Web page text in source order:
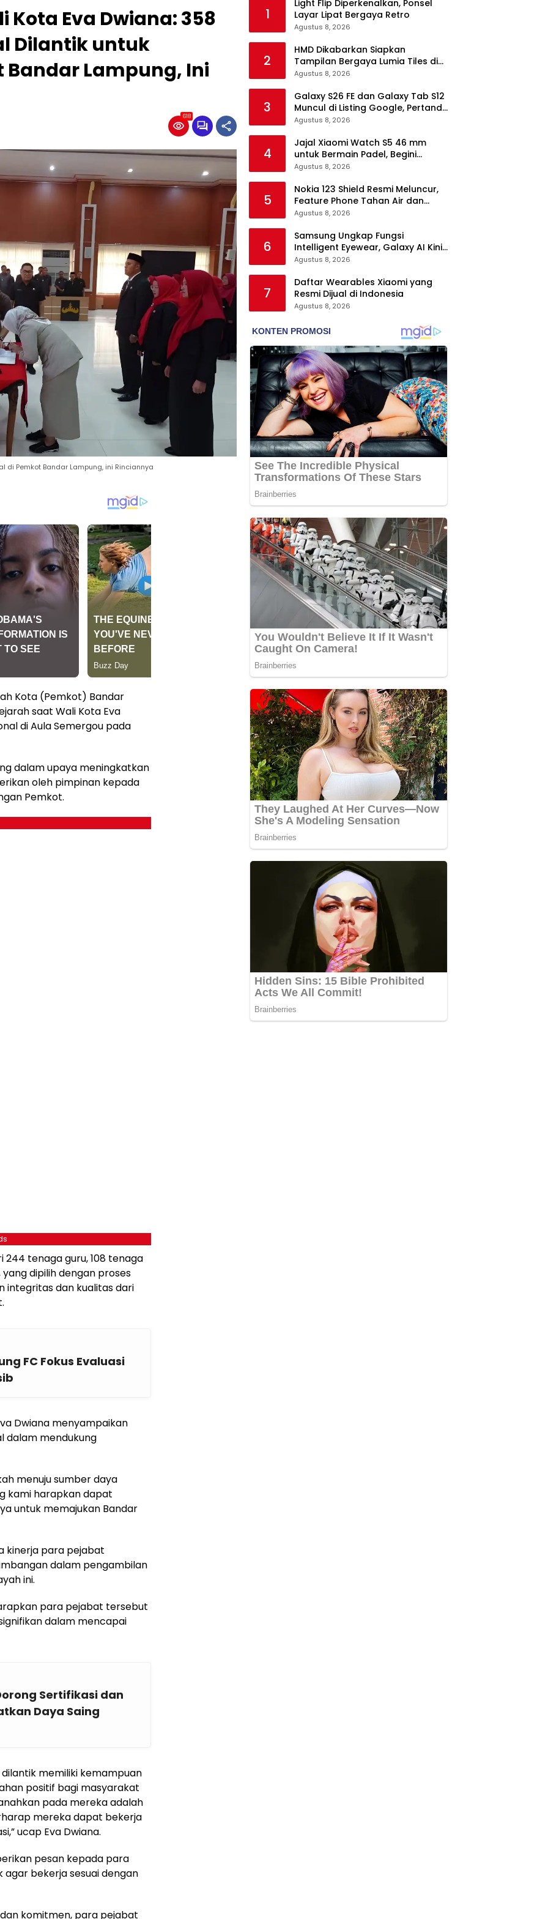
Eva Dwiana: 358
Dilantik untuk
Lampung, Ini
618
di Pemkot Bandar Lampung, ini Rinciannya
Kota (Pemkot) Bandar
saat Wali Kota Eva
di Aula Semergou pada
dalam upaya meningkatkan
oleh pimpinan kepada
Pemkot.
tenaga guru, 108 tenaga
dipilih dengan proses
integritas dan kualitas dari
FC Fokus Evaluasi
Dwiana menyampaikan
dalam mendukung
menuju sumber daya
kami harapkan dapat
untuk memajukan Bandar
kinerja para pejabat
dalam pengambilan
ini.
para pejabat tersebut
dalam mencapai
Sertifikasi dan
Daya Saing
memiliki kemampuan
positif bagi masyarakat
pada mereka adalah
mereka dapat bekerja
ucap Eva Dwiana.
pesan kepada para
bekerja sesuai dengan
komitmen, para pejabat
1
Light Flip Diperkenalkan, Ponsel
Layar Lipat Bergaya Retro
Agustus 8, 2026
2
HMD Dikabarkan Siapkan
Tampilan Bergaya Lumia Tiles di
Ponsel Android
Agustus 8, 2026
3
Galaxy S26 FE dan Galaxy Tab S12
Muncul di Listing Google, Pertanda
Segera Rilis?
Agustus 8, 2026
4
Jajal Xiaomi Watch S5 46 mm
untuk Bermain Padel, Begini
Kemampuannya
Agustus 8, 2026
5
Nokia 123 Shield Resmi Meluncur,
Feature Phone Tahan Air dan
Debu
Agustus 8, 2026
6
Samsung Ungkap Fungsi
Intelligent Eyewear, Galaxy AI Kini
Bisa Diakses Tanpa Layar
Agustus 8, 2026
7
Daftar Wearables Xiaomi yang
Resmi Dijual di Indonesia
Agustus 8, 2026